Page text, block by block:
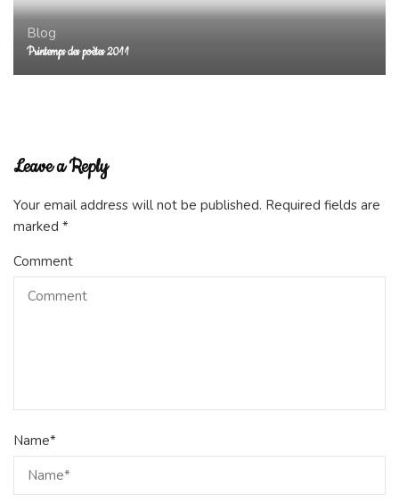
Blog
Printemps des poètes 2011
Leave a Reply
Your email address will not be published. Required fields are
marked *
Comment
Name*